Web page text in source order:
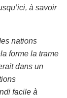
à savoir
nations
forme la trame
dans un
facile à